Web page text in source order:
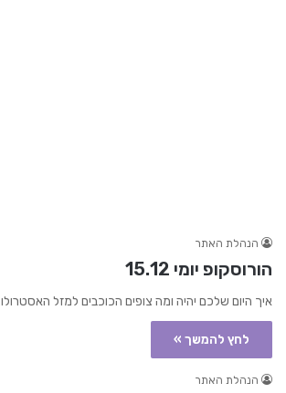
הנהלת האתר
הורוסקופ יומי 15.12
איך היום שלכם יהיה ומה צופים הכוכבים למזל
לחץ להמשך »
הנהלת האתר